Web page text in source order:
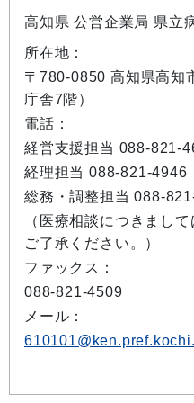
高知県 公営企業局 県立
所在地：
〒780-0850 高知県高知
庁舎7階）
電話：
経営支援担当 088-821-
経理担当 088-821-4946
総務・調整担当 088-
（医療相談につきまし
ご了承ください。）
ファックス：
088-821-4509
メール：